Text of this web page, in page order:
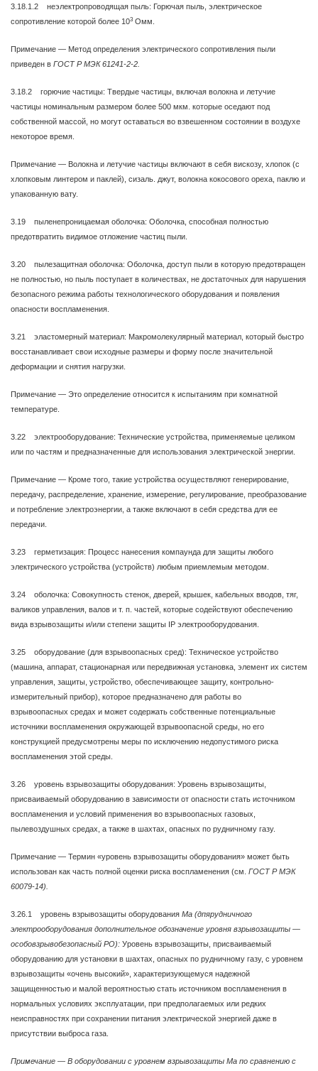
3.18.1.2 неэлектропроводящая пыль: Горючая пыль, электрическое
сопротивление которой более 103 Омм.
Примечание — Метод определения электрического сопротивления пыли
приведен в ГОСТ Р МЭК 61241-2-2.
3.18.2 горючие частицы: Твердые частицы, включая волокна и летучие
частицы номинальным размером более 500 мкм. которые оседают под
собственной массой, но могут оставаться во взвешенном состоянии в воздухе
некоторое время.
Примечание — Волокна и летучие частицы включают в себя вискозу, хлопок (с
хлопковым линтером и паклей), сизаль. джут, волокна кокосового ореха, паклю и
упакованную вату.
3.19 пыленепроницаемая оболочка: Оболочка, способная полностью
предотвратить видимое отложение частиц пыли.
3.20 пылезащитная оболочка: Оболочка, доступ пыли в которую предотвращен
не полностью, но пыль поступает в количествах, не достаточных для нарушения
безопасного режима работы технологического оборудования и появления
опасности воспламенения.
3.21 эластомерный материал: Макромолекулярный материал, который быстро
восстанавливает свои исходные размеры и форму после значительной
деформации и снятия нагрузки.
Примечание — Это определение относится к испытаниям при комнатной
температуре.
3.22 электрооборудование: Технические устройства, применяемые целиком
или по частям и предназначенные для использования электрической энергии.
Примечание — Кроме того, такие устройства осуществляют генерирование,
передачу, распределение, хранение, измерение, регулирование, преобразование
и потребление электроэнергии, а также включают в себя средства для ее
передачи.
3.23 герметизация: Процесс нанесения компаунда для защиты любого
электрического устройства (устройств) любым приемлемым методом.
3.24 оболочка: Совокупность стенок, дверей, крышек, кабельных вводов, тяг,
валиков управления, валов и т. п. частей, которые содействуют обеспечению
вида взрывозащиты и/или степени защиты IP электрооборудования.
3.25 оборудование (для взрывоопасных сред): Техническое устройство
(машина, аппарат, стационарная или передвижная установка, элемент их систем
управления, защиты, устройство, обеспечивающее защиту, контрольно-
измерительный прибор), которое предназначено для работы во
взрывоопасных средах и может содержать собственные потенциальные
источники воспламенения окружающей взрывоопасной среды, но его
конструкцией предусмотрены меры по исключению недопустимого риска
воспламенения этой среды.
3.26 уровень взрывозащиты оборудования: Уровень взрывозащиты,
присваиваемый оборудованию в зависимости от опасности стать источником
воспламенения и условий применения во взрывоопасных газовых,
пылевоздушных средах, а также в шахтах, опасных по рудничному газу.
Примечание — Термин «уровень взрывозащиты оборудования» может быть
использован как часть полной оценки риска воспламенения (см. ГОСТ Р МЭК
60079-14).
3.26.1 уровень взрывозащиты оборудования Ма (дпярудничного
электрооборудования дополнительное обозначение уровня взрывозащиты —
особовзрывобезопасный РО): Уровень взрывозащиты, присваиваемый
оборудованию для установки в шахтах, опасных по рудничному газу, с уровнем
взрывозащиты «очень высокий», характеризующемуся надежной
защищенностью и малой вероятностью стать источником воспламенения в
нормальных условиях эксплуатации, при предполагаемых или редких
неисправностях при сохранении питания электрической энергией даже в
присутствии выброса газа.
Примечание — В оборудовании с уровнем взрывозащиты Ма по сравнению с